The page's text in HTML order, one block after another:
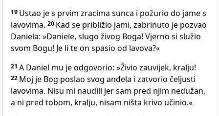
19 Ustao je s prvim zracima sunca i požurio do jame s
lavovima. 20 Kad se približio jami, zabrinuto je pozvao
Daniela: »Daniele, slugo živog Boga! Vjerno si služio
svom Bogu! Je li te on spasio od lavova?«
21 A Daniel mu je odgovorio: »Živio zauvijek, kralju!
22 Moj je Bog poslao svog anđela i zatvorio čeljusti
lavovima. Nisu mi naudili jer sam pred njim nedužan,
a ni pred tobom, kralju, nisam ništa krivo učinio.«